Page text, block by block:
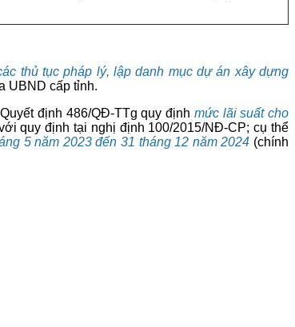
thủ tục pháp lý, lập danh mục dự án xây dựng
UBND cấp tỉnh.
định 486/QĐ-TTg quy định mức lãi suất cho
quy định tại nghị định 100/2015/NĐ-CP; cụ thể
5 năm 2023 đến 31 tháng 12 năm 2024 (chính